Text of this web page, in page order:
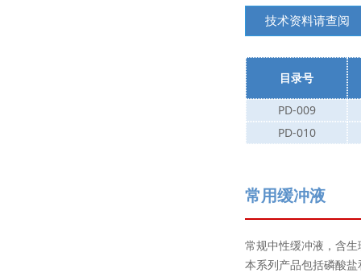
技术资料请查阅
目录号
PD-009
PD-010
常用缓冲液
常规中性缓冲液，含
本系列产品包括磷酸